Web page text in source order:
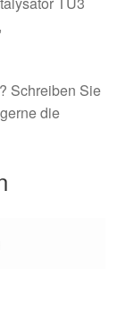
Schreiben Sie
die